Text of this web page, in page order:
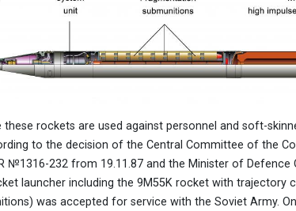
these rockets are used against personnel and soft-
to the decision of the Central Committee of the
№1316-232 from 19.11.87 and the Minister of
launcher including the 9M55K rocket with trajectory
was accepted for service with the Soviet Army.